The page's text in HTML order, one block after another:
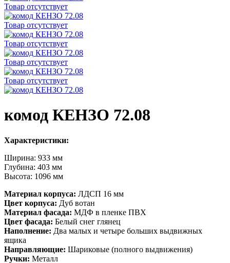
Товар отсутствует
Товар отсутствует
Товар отсутствует
Товар отсутствует
Товар отсутствует
комод КЕНЗО 72.08
Характеристики:
Ширина: 933 мм
Глубина: 403 мм
Высота: 1096 мм
Материал корпуса: ЛДСП 16 мм
Цвет корпуса: Дуб вотан
Материал фасада: МДФ в пленке ПВХ
Цвет фасада: Белый снег глянец
Наполнение: Два малых и четыре больших выдвижных
ящика
Направляющие: Шариковые (полного выдвижения)
Ручки: Металл